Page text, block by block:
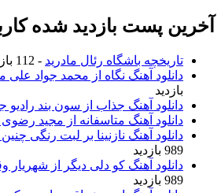
پست بازدید شده
تاریخچه باشگاه رئال مادرید- 112 بازدید
دانلود آهنگ نگاه از محمد جواد علی
بازدید
دانلود آهنگ جذاب از سون بند رادیو
دانلود آهنگ متاسفانه از مجید رضوی
دانلود آهنگ نازنینا بر لبت رنگی
989 بازدید
دانلود آهنگ کو دلی دیگر از شهریار
989 بازدید